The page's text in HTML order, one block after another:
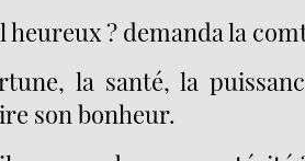
? demanda la
la santé, la
son bonheur.